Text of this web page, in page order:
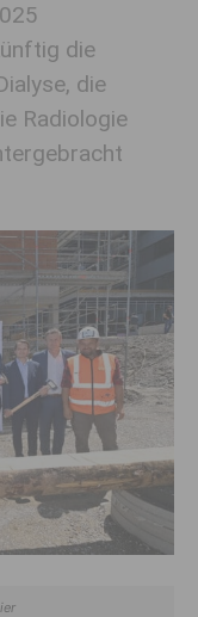
die
die
Radiologie